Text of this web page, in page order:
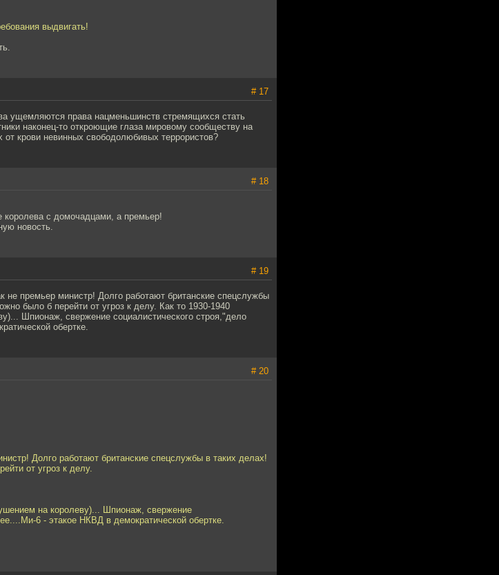
выдвигать!
# 17
ущемляются права нацменьшинств стремящихся стать
наконец-то откроющие глаза мировому сообществу на
крови невинных свободолюбивых террористов?
# 18
с домочадцами, а премьер!
новость.
# 19
не премьер министр! Долго работают британские спецслужбы
было б перейти от угроз к делу. Как то 1930-1940
Шпионаж, свержение социалистического строя,"дело
обертке.
# 20
Долго работают британские спецслужбы в таких делах!
от угроз к делу.
на королеву)... Шпионаж, свержение
6 - этакое НКВД в демократической обертке.